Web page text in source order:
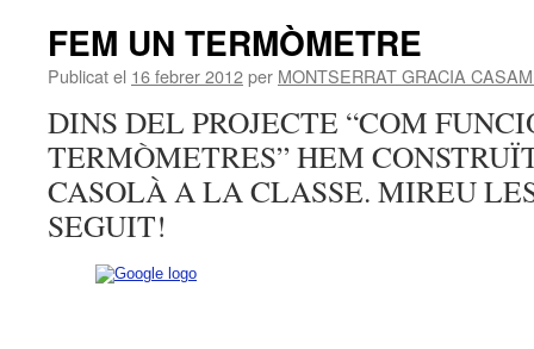
FEM UN TERMÒMETRE
Publicat el 16 febrer 2012per MONTSERRAT GRACIA
DINS DEL PROJECTE “COM
TERMÒMETRES” HEM
CASOLÀ A LA CLASSE. MIREU
SEGUIT!